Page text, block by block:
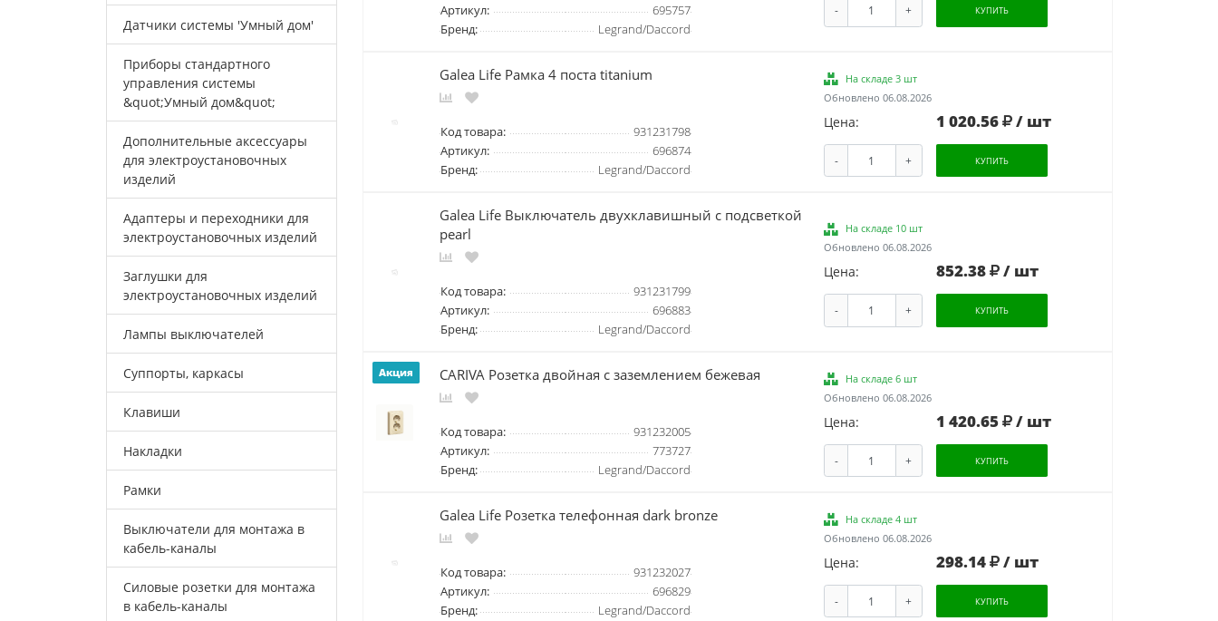
Артикул:
695757
Бренд:
Legrand/Daccord
- + КУПИТЬ
Galea Life Рамка 4 поста titanium
Код товара:
931231798
Артикул:
696874
Бренд:
Legrand/Daccord
На складе 3 шт
Обновлено 06.08.2026
Цена: 1 020.56 / шт
- + КУПИТЬ
Galea Life Выключатель двухклавишный с подсветкой
pearl
Код товара:
931231799
Артикул:
696883
Бренд:
Legrand/Daccord
На складе 10 шт
Обновлено 06.08.2026
Цена: 852.38 / шт
- + КУПИТЬ
Акция CARIVA Розетка двойная с заземлением бежевая
Код товара:
931232005
Артикул:
773727
Бренд:
Legrand/Daccord
На складе 6 шт
Обновлено 06.08.2026
Цена: 1 420.65 / шт
- + КУПИТЬ
Galea Life Розетка телефонная dark bronze
Код товара:
931232027
Артикул:
696829
Бренд:
Legrand/Daccord
На складе 4 шт
Обновлено 06.08.2026
Цена: 298.14 / шт
- + КУПИТЬ
Датчики системы 'Умный дом'
Приборы стандартного
управления системы
&quot;Умный дом&quot;
Дополнительные аксессуары
для электроустановочных
изделий
Адаптеры и переходники для
электроустановочных изделий
Заглушки для
электроустановочных изделий
Лампы выключателей
Суппорты, каркасы
Клавиши
Накладки
Рамки
Выключатели для монтажа в
кабель-каналы
Силовые розетки для монтажа
в кабель-каналы